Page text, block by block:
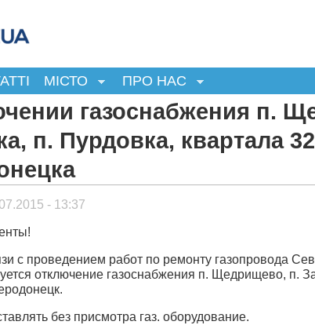
МІСТО ПРО НАС
газоснабжения п.
п. Пурдовка, квартала 32
- 13:37
с проведением работ по ремонту газопровода
отключение газоснабжения п. Щедрищево, п.
без присмотра газ. оборудование.